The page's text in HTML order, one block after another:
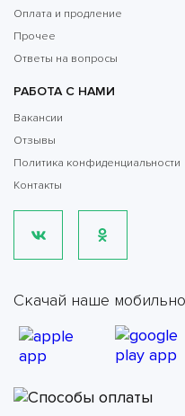
Оплата и продление
Прочее
Ответы на вопросы
РАБОТА С НАМИ
Вакансии
Отзывы
Политика конфиденциальности
Контакты
Скачай наше